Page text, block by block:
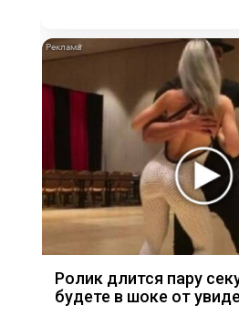
Ролик длится пару
будете в шоке от